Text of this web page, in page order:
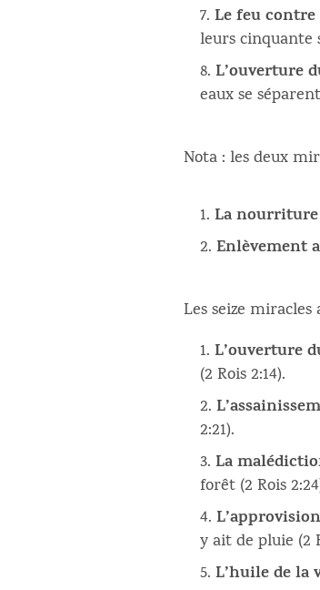
Le feu contre
leurs cinquante
L’ouverture
eaux se
Nota : les deux
La nourriture
Enlèvement
Les seize miracles
L’ouverture
(2 Rois 2:14).
2:21).
La
forêt (2 Rois
y ait de pluie (2
L’huile de la